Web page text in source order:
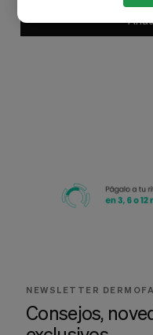
NEWSLETTER
Consejos,